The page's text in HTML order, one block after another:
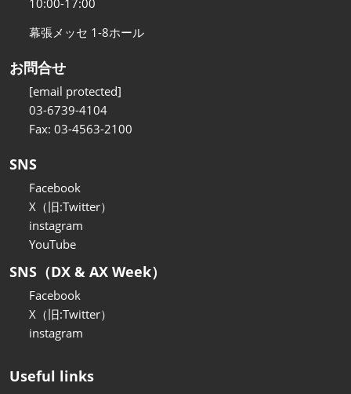
10:00-17:00
幕張メッセ 1-8ホール
お問合せ
[email protected]
03-6739-4104
Fax: 03-4563-2100
SNS
Facebook
X（旧:Twitter）
instagram
YouTube
SNS（DX & AX Week）
Facebook
X（旧:Twitter）
instagram
Useful links